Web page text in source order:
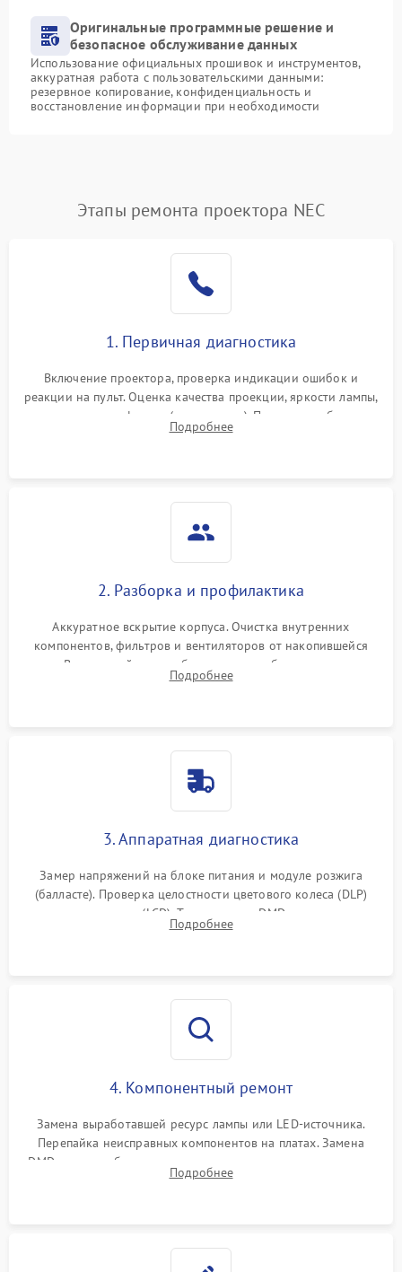
Оригинальные программные решение и
безопасное обслуживание данных
Использование официальных прошивок и инструментов,
аккуратная работа с пользовательскими данными:
резервное копирование, конфиденциальность и
восстановление информации при необходимости
Этапы ремонта проектора NEC
1. Первичная диагностика
Включение проектора, проверка индикации ошибок и
реакции на пульт. Оценка качества проекции, яркости лампы,
наличия артефактов (точки, пятна). Проверка работы
системы охлаждения по уровню шума вентиляторов.
Подробнее
2. Разборка и профилактика
Аккуратное вскрытие корпуса. Очистка внутренних
компонентов, фильтров и вентиляторов от накопившейся
пыли. Визуальный осмотр блока питания, балласта лампы и
материнской платы на наличие прогаров или вздутых
Подробнее
3. Аппаратная диагностика
Замер напряжений на блоке питания и модуле розжига
(балласте). Проверка целостности цветового колеса (DLP)
или поляризаторов (LCD). Тестирование DMD-чипа, датчиков
температуры и оптопар с помощью мультиметра и
Подробнее
4. Компонентный ремонт
Замена выработавшей ресурс лампы или LED-источника.
Перепайка неисправных компонентов на платах. Замена
DMD-чипа при битых пикселях, установка нового цветового
колеса или восстановление сгоревших поляризационных
Подробнее